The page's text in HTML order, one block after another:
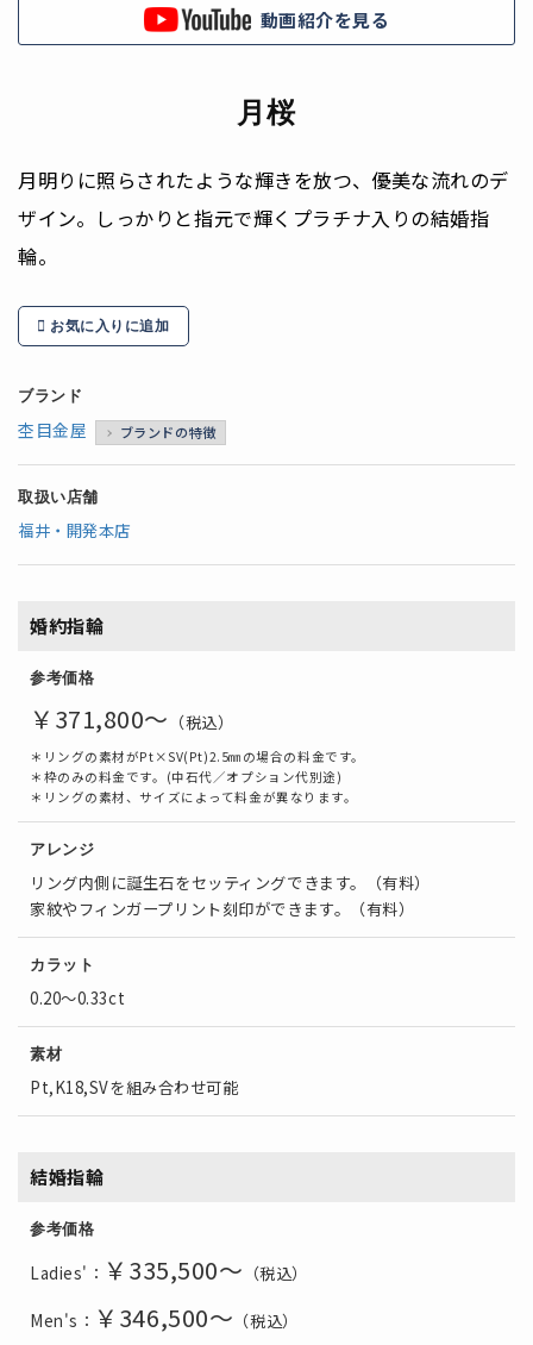
動画紹介を見る
月桜
月明りに照らされたような輝きを放つ、優美な流れのデ
ザイン。しっかりと指元で輝くプラチナ入りの結婚指
輪。
お気に入りに追加
ブランド
杢目金屋 ブランドの特徴
取扱い店舗
福井・開発本店
婚約指輪
参考価格
￥371,800～ （税込）
＊リングの素材がPt×SV(Pt)2.5㎜の場合の料金です。
＊枠のみの料金です。(中石代／オプション代別途)
＊リングの素材、サイズによって料金が異なります。
アレンジ
リング内側に誕生石をセッティングできます。（有料）
家紋やフィンガープリント刻印ができます。（有料）
カラット
0.20～0.33ct
素材
Pt,K18,SVを組み合わせ可能
結婚指輪
参考価格
Ladies'： ￥335,500～ （税込）
Men's： ￥346,500～ （税込）